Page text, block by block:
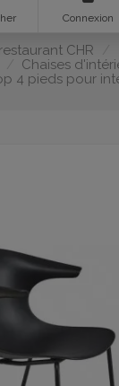
Connexion
CHR
Chaises
4 pieds pour